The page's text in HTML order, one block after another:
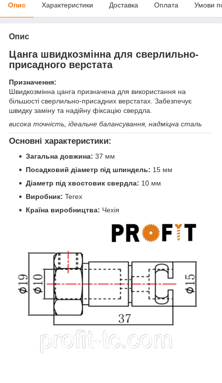
Опис Характеристики Доставка Оплата Умови
Опис
Цанга швидкозмінна для сверлильно-
присадного верстата
Призначення:
Швидкозмінна цанга призначена для використання на
більшості сверлильно-присадних верстатах. Забезпечує
швидку заміну та надійну фіксацію свердла.
висока точність, ідеальне балансування, надміцна сталь
Основні характеристики:
Загальна довжина: 37 мм
Посадковий діаметр під шпиндель: 15 мм
Діаметр під хвостовик свердла: 10 мм
Виробник: Terex
Країна виробництва: Чехія